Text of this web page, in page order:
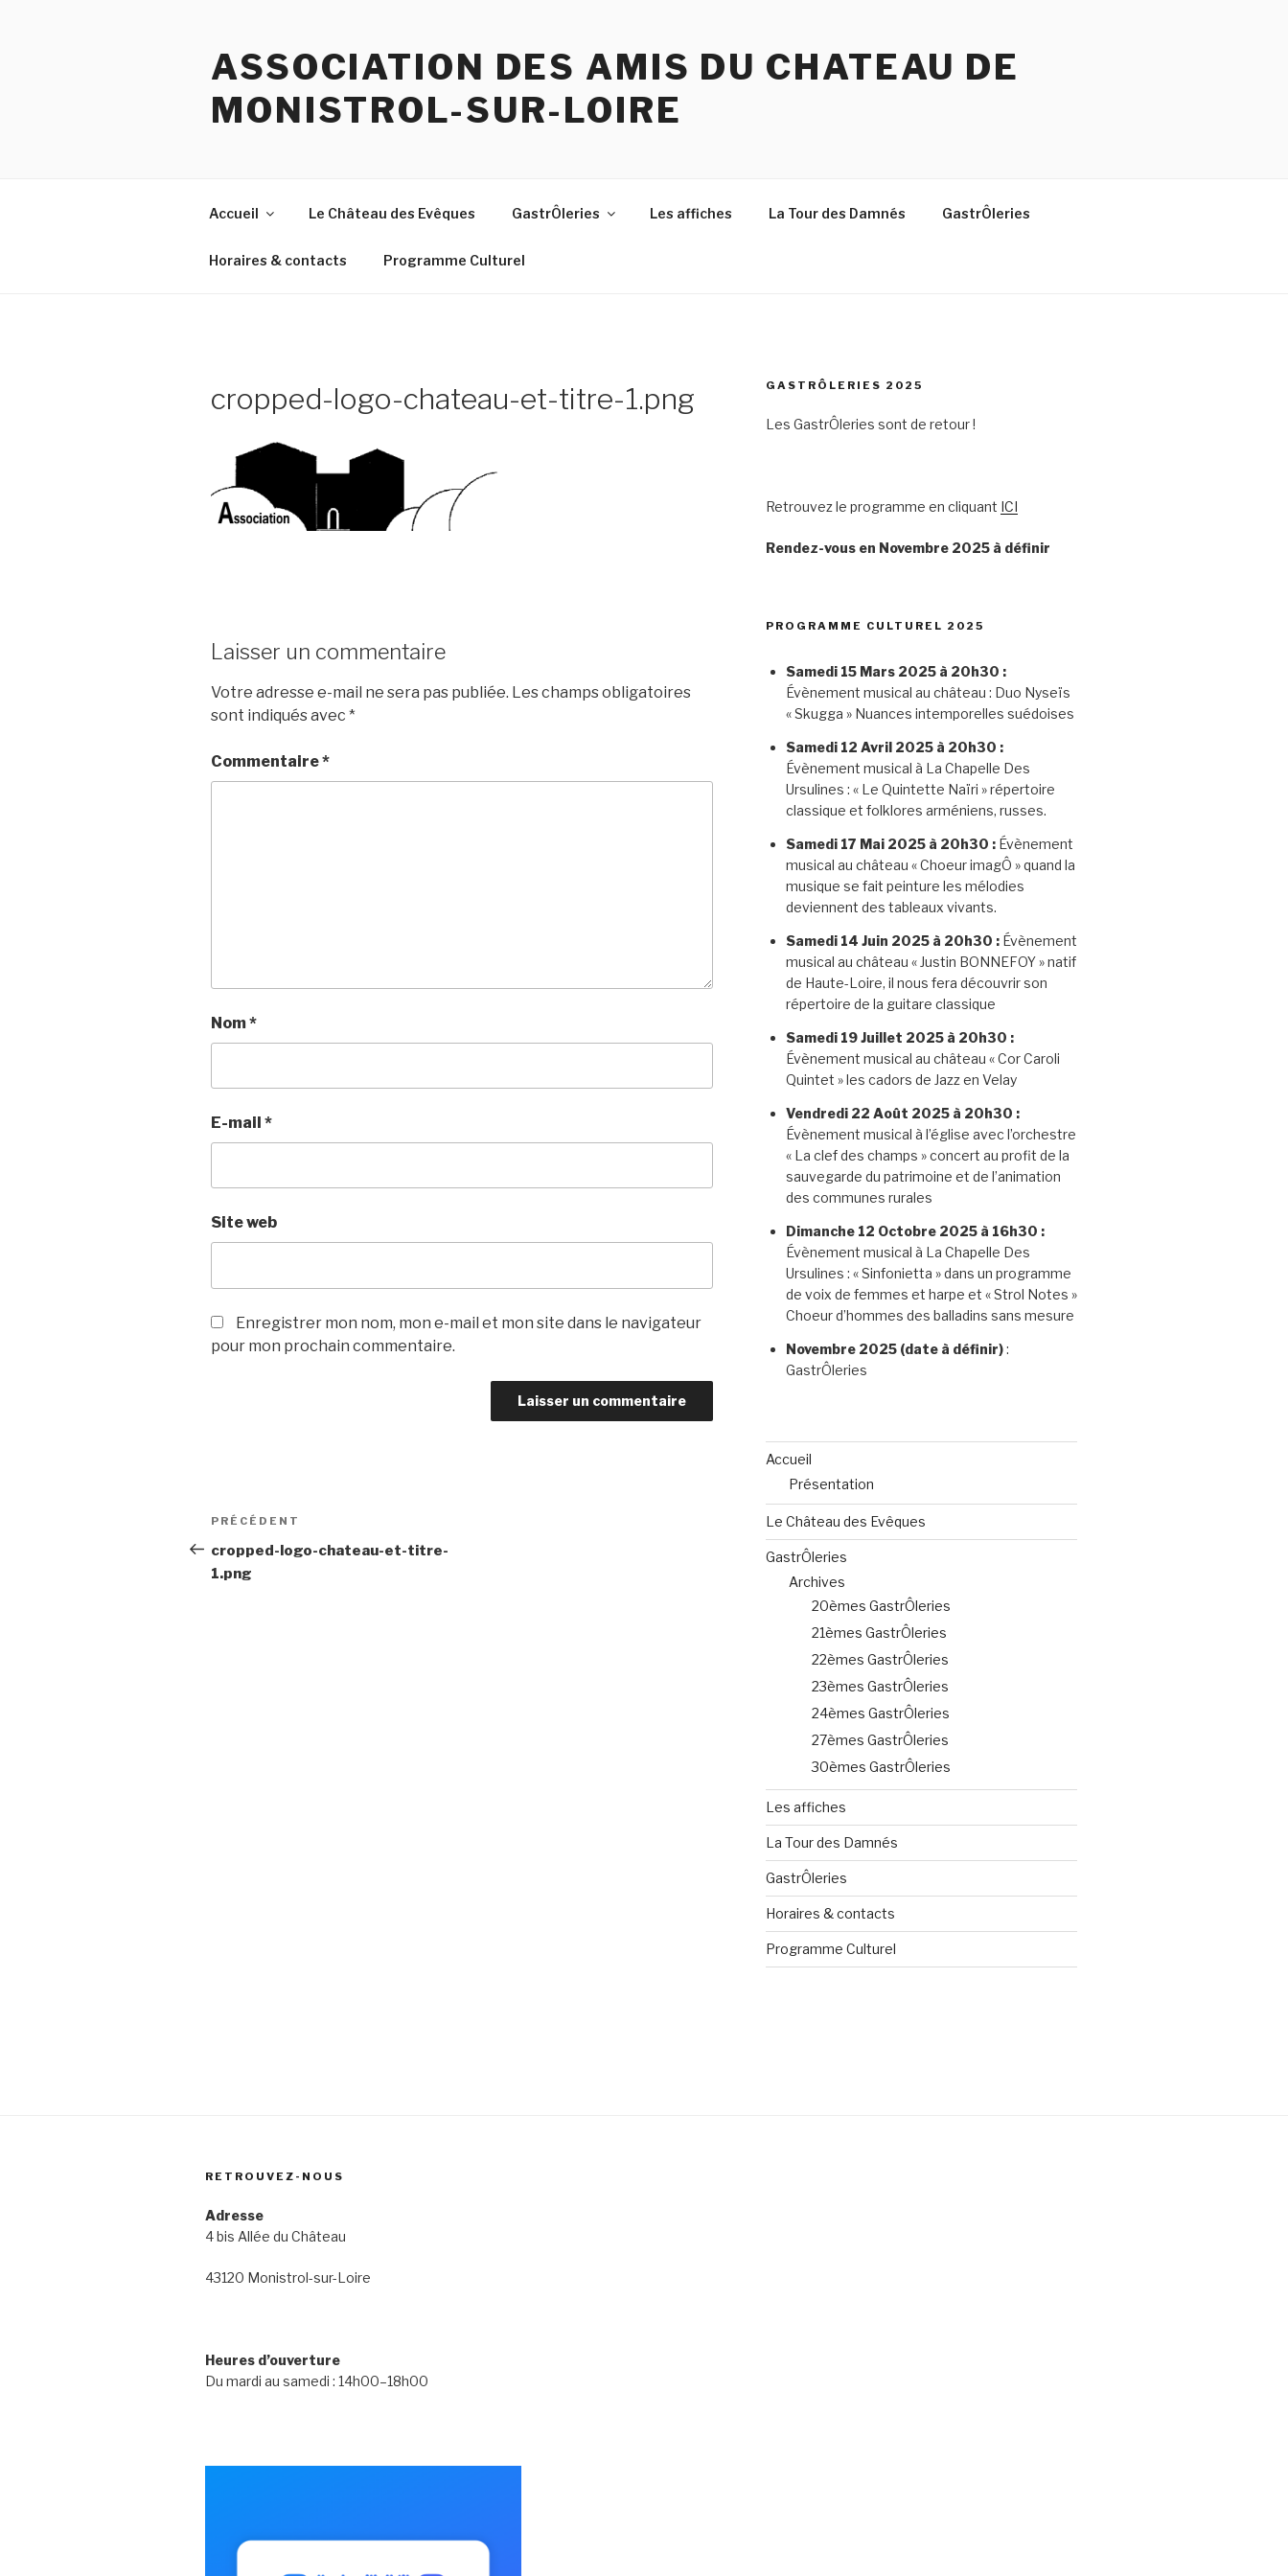
ASSOCIATION DES AMIS DU CHATEAU DE
MONISTROL-SUR-LOIRE
Accueil Le Château des Evêques GastrÔleries Les affiches La Tour des Damnés GastrÔleries
Horaires & contacts Programme Culturel
cropped-logo-chateau-et-titre-1.png
Laisser un commentaire
Votre adresse e-mail ne sera pas publiée. Les champs obligatoires
sont indiqués avec *
Commentaire*
Nom*
E-mail *
Site web
Enregistrer mon nom, mon e-mail et mon site dans le navigateur
pour mon prochain commentaire.
Navigation
de
l’article
Article
précédent
PRÉCÉDENT
cropped-logo-chateau-et-titre-
1.png
GASTRÔLERIES 2025
Les GastrÔleries sont de retour !
Retrouvez le programme en cliquant ICI
Rendez-vous en Novembre 2025 à définir
PROGRAMME CULTUREL 2025
Samedi 15 Mars 2025 à 20h30 :
Évènement musical au château : Duo Nyseïs
« Skugga » Nuances intemporelles suédoises
Samedi 12 Avril 2025 à 20h30 :
Évènement musical à La Chapelle Des
Ursulines : « Le Quintette Naïri » répertoire
classique et folklores arméniens, russes.
Samedi 17 Mai 2025 à 20h30 : Évènement
musical au château « Choeur imagÔ » quand la
musique se fait peinture les mélodies
deviennent des tableaux vivants.
Samedi 14 Juin 2025 à 20h30 : Évènement
musical au château « Justin BONNEFOY » natif
de Haute-Loire, il nous fera découvrir son
répertoire de la guitare classique
Samedi 19 Juillet 2025 à 20h30 :
Évènement musical au château « Cor Caroli
Quintet » les cadors de Jazz en Velay
Vendredi 22 Août 2025 à 20h30 :
Évènement musical à l’église avec l’orchestre
« La clef des champs » concert au profit de la
sauvegarde du patrimoine et de l’animation
des communes rurales
Dimanche 12 Octobre 2025 à 16h30 :
Évènement musical à La Chapelle Des
Ursulines : « Sinfonietta » dans un programme
de voix de femmes et harpe et « Strol Notes »
Choeur d’hommes des balladins sans mesure
Novembre 2025 (date à définir):
GastrÔleries
Accueil
Présentation
Le Château des Evêques
GastrÔleries
Archives
20èmes GastrÔleries
21èmes GastrÔleries
22èmes GastrÔleries
23èmes GastrÔleries
24èmes GastrÔleries
27èmes GastrÔleries
30èmes GastrÔleries
Les affiches
La Tour des Damnés
GastrÔleries
Horaires & contacts
Programme Culturel
RETROUVEZ-NOUS
Adresse
4 bis Allée du Château
43120 Monistrol-sur-Loire
Heures d’ouverture
Du mardi au samedi : 14h00–18h00